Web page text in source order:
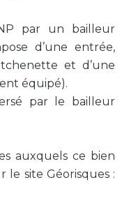
par un bailleur
d’une entrée,
et d’une
équipé).
par le bailleur
auxquels ce bien
le site Géorisques :